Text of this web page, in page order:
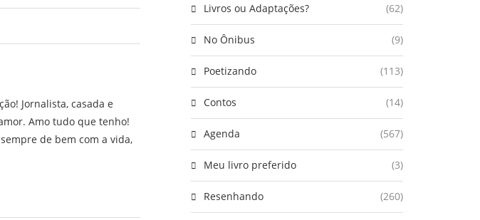
Jornalista, casada e
Amo tudo que tenho!
de bem com a vida,
Livros ou Adaptações? (62)
No Ônibus (9)
Poetizando (113)
Contos (14)
Agenda (567)
Meu livro preferido (3)
Resenhando (260)